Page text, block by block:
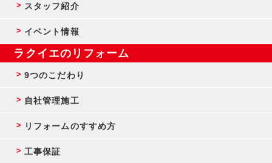
スタッフ紹介
イベント情報
ラクイエのリフォーム
9つのこだわり
自社管理施工
リフォームのすすめ方
工事保証